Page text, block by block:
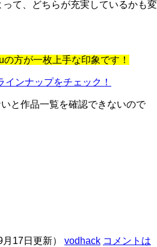
て、どちらが充実しているかも変
方が一枚上手な印象です！
ンナップをチェック！
と作品一覧を確認できないので
月17日更新） vodhack コメントは